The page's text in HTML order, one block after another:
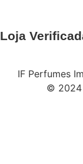
Loja
IF Perfumes
© 2024